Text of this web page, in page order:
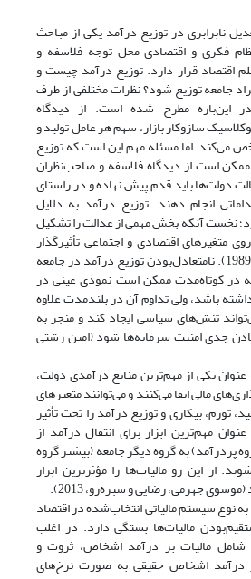
نابرابری در توزیع درآمد یکی از مباحث
فکری و اقتصادی محل توجه فلاسفه و
اقتصاد قرار دارد. توزیع درآمد چیست و
جامعه توزیع شود؟ نظرات مختلفی از طرف
این‌باره مطرح شده است. از دیدگاه
سازوکار بازار، سهم هر عامل تولید و
می‌‌کند. اما مسئله مهم این است که توزیع
است از دیدگاه فلاسفه و صاحب‌نظران
دولت‌ها باید قدم پیش نهاده و در راستای
انجام دهند. توزیع درآمد به دلایل
نخست آنکه بخش مهمی از عدالت را تشکیل
متغیرهای اقتصادی و اجتماعی تأثیرگذار
است (شهسوار و دهقان، 1989). نامتعادل‌بودن توزیع درآمد در جامعه
در کوتاه‌مدت ممکن است نمودی عینی در
باشد، ولی تداوم آن در بلند‌مدت علاوه
تنش‌های سیاسی ایجاد کند و منجر به
جدی امنیت سرمایه‌ها شود (امین رشتی
عنوان یکی از مهم‌ترین منابع درآمدی دولت،
مالی ایفا می‌کنند و می‌توانند متغیرهای
تورم، بیکاری و توزیع درآمد را تحت تأثیر
مهم‌ترین ابزار برای انتقال درآمد از
پردرآمد) به گروه دیگر جامعه (بیشتر گروه
از این رو مالیات‌ها را مؤثرترین ابزار
جهرمی، رضایی و سبزه‌رو، 2013).
به نوع سیستم مالیاتی انتخاب‌شده در اقتصاد
مالیات‌ها بستگی دارد. در اغلب
شامل مالیات بر درآمد اشخاص، ثروت و
درآمد اشخاص حقیقی به صورت نرخ‌های